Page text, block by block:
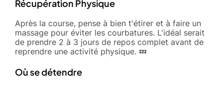
Récupération Physique
Après la course, pense à bien t'étirer et à faire un
massage pour éviter les courbatures. L'idéal serait
de prendre 2 à 3 jours de repos complet avant de
reprendre une activité physique. 💤
Où se détendre